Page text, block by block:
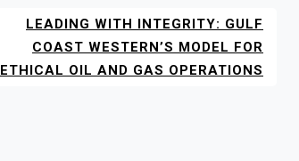
LEADING WITH INTEGRITY: GULF
COAST WESTERN’S MODEL FOR
ETHICAL OIL AND GAS OPERATIONS